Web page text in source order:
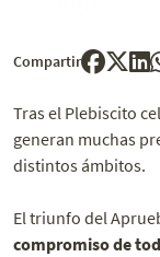
Compartir
Tras el Plebiscito
generan muchas
distintos ámbitos.
El triunfo del
compromiso de